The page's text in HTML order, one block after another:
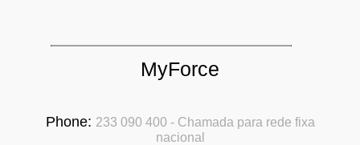
MyForce
Phone: 233 090 400 - Chamada para rede fixa
nacional